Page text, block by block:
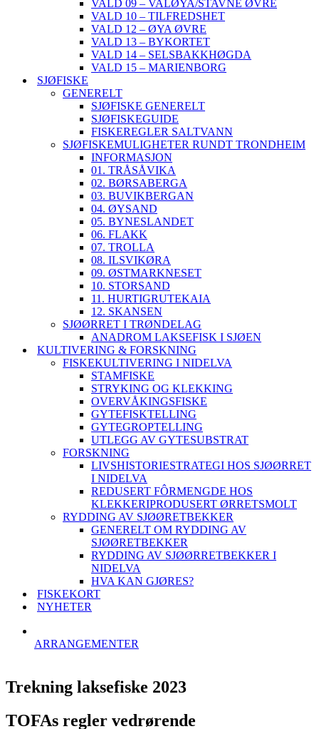
VALD 09 – VALØYA/STAVNE ØVRE
VALD 10 – TILFREDSHET
VALD 12 – ØYA ØVRE
VALD 13 – BYKORTET
VALD 14 – SELSBAKKHØGDA
VALD 15 – MARIENBORG
SJØFISKE
GENERELT
SJØFISKE GENERELT
SJØFISKEGUIDE
FISKEREGLER SALTVANN
SJØFISKEMULIGHETER RUNDT TRONDHEIM
INFORMASJON
01. TRÅSÅVIKA
02. BØRSABERGA
03. BUVIKBERGAN
04. ØYSAND
05. BYNESLANDET
06. FLAKK
07. TROLLA
08. ILSVIKØRA
09. ØSTMARKNESET
10. STORSAND
11. HURTIGRUTEKAIA
12. SKANSEN
SJØØRRET I TRØNDELAG
ANADROM LAKSEFISK I SJØEN
KULTIVERING & FORSKNING
FISKEKULTIVERING I NIDELVA
STAMFISKE
STRYKING OG KLEKKING
OVERVÅKINGSFISKE
GYTEFISKTELLING
GYTEGROPTELLING
UTLEGG AV GYTESUBSTRAT
FORSKNING
LIVSHISTORIESTRATEGI HOS SJØØRRET
I NIDELVA
REDUSERT FÔRMENGDE HOS
KLEKKERIPRODUSERT ØRRETSMOLT
RYDDING AV SJØØRETBEKKER
GENERELT OM RYDDING AV
SJØØRETBEKKER
RYDDING AV SJØØRRETBEKKER I
NIDELVA
HVA KAN GJØRES?
FISKEKORT
NYHETER
ARRANGEMENTER
Trekning laksefiske 2023
TOFAs regler vedrørende